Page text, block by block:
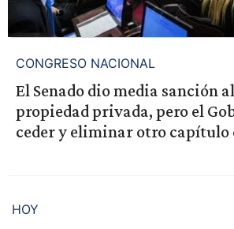
CONGRESO NACIONAL
El Senado dio media sanción
propiedad privada, pero el
ceder y eliminar otro capítulo
HOY